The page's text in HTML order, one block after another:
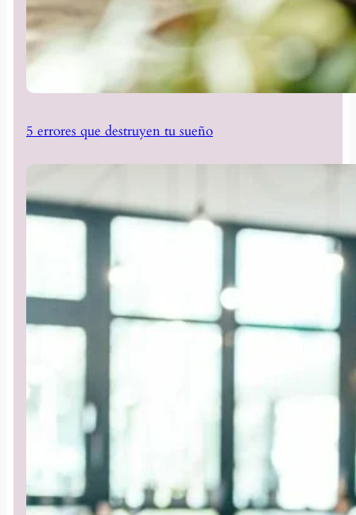
5 errores que destruyen tu sueño